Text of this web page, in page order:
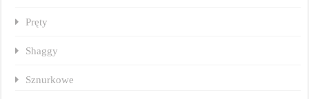
Pręty
Shaggy
Sznurkowe